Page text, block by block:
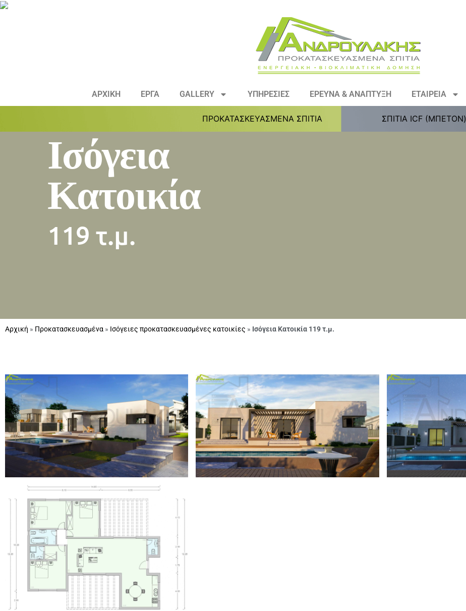
ΑΡΧΙΚΗ ΕΡΓΑ GALLERY ΥΠΗΡΕΣΙΕΣ ΕΡΕΥΝΑ & ΑΝΑΠΤΥΞΗ ΕΤΑΙΡΕΙΑ
ΠΡΟΚΑΤΑΣΚΕΥΑΣΜΕΝΑ ΣΠΙΤΙΑ ΣΠΙΤΙΑ ICF (ΜΠΕΤΟΝ)
Ισόγεια
Κατοικία
119 τ.μ.
Αρχική » Προκατασκευασμένα » Ισόγειες προκατασκευασμένες κατοικίες » Ισόγεια Κατοικία 119 τ.μ.